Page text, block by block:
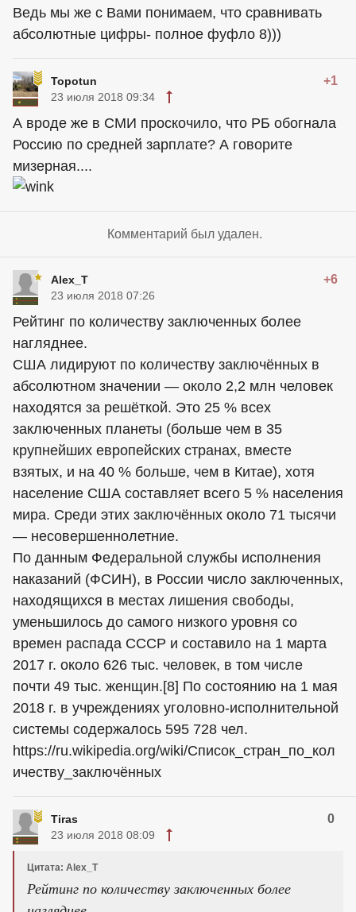
Ведь мы же с Вами понимаем, что сравнивать
абсолютные цифры- полное фуфло 8)))
Topotun +1
23 июля 2018 09:34
А вроде же в СМИ проскочило, что РБ обогнала
Россию по средней зарплате? А говорите
мизерная....
Комментарий был удален.
Alex_T +6
23 июля 2018 07:26
Рейтинг по количеству заключенных более
нагляднее.
США лидируют по количеству заключённых в
абсолютном значении — около 2,2 млн человек
находятся за решёткой. Это 25 % всех
заключенных планеты (больше чем в 35
крупнейших европейских странах, вместе
взятых, и на 40 % больше, чем в Китае), хотя
население США составляет всего 5 % населения
мира. Среди этих заключённых около 71 тысячи
— несовершеннолетние.
По данным Федеральной службы исполнения
наказаний (ФСИН), в России число заключенных,
находящихся в местах лишения свободы,
уменьшилось до самого низкого уровня со
времен распада СССР и составило на 1 марта
2017 г. около 626 тыс. человек, в том числе
почти 49 тыс. женщин.[8] По состоянию на 1 мая
2018 г. в учреждениях уголовно-исполнительной
системы содержалось 595 728 чел.
https://ru.wikipedia.org/wiki/Список_стран_по_кол
ичеству_заключённых
Tiras 0
23 июля 2018 08:09
Цитата: Alex_T
Рейтинг по количеству заключенных более